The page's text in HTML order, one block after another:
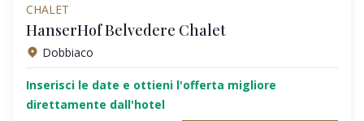
CHALET
HanserHof Belvedere Chalet
Dobbiaco
Inserisci le date e ottieni l'offerta migliore
direttamente dall'hotel